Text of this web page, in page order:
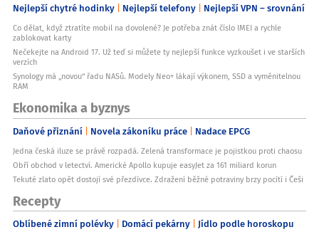
Nejlepší chytré hodinky Nejlepší telefony Nejlepší VPN – srovnání
Co dělat, když ztratíte mobil na dovolené? Je potřeba znát číslo IMEI a rychle
zablokovat karty
Nečekejte na Android 17. Už teď si můžete ty nejlepší funkce vyzkoušet i ve starších
verzích
Synology má „novou“ řadu NASů. Modely Neo+ lákají výkonem, SSD a vyměnitelnou
RAM
Ekonomika a byznys
Daňové přiznání Novela zákoníku práce Nadace EPCG
Jedna česká iluze se právě rozpadá. Zelená transformace je pojistkou proti chaosu
Obří obchod v letectví. Americké Apollo kupuje easyJet za 161 miliard korun
Tekuté zlato opět dostojí své přezdívce. Zdražení běžné potraviny brzy pocítí i Češi
Recepty
Oblíbené zimní polévky Domácí pekárny Jídlo podle horoskopu